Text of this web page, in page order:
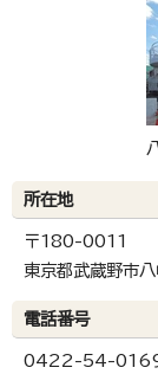
所在地
〒180-0011
東京都武蔵野市
電話番号
0422-54-